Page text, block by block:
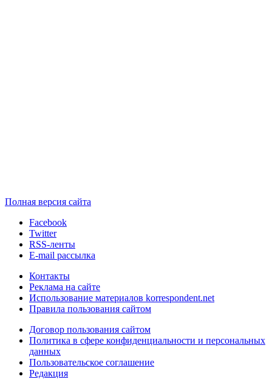
Полная версия сайта
Facebook
Twitter
RSS-ленты
E-mail рассылка
Контакты
Реклама на сайте
Использование материалов korrespondent.net
Правила пользования сайтом
Договор пользования сайтом
Политика в сфере конфиденциальности и персональных
данных
Пользовательское соглашение
Редакция